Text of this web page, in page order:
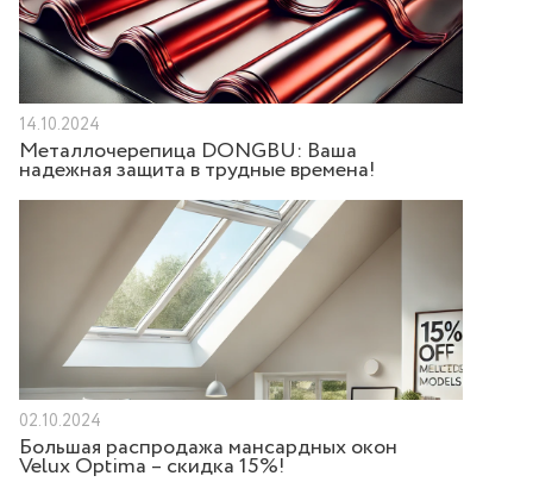
14.10.2024
Металлочерепица DONGBU: Ваша
надежная защита в трудные времена!
02.10.2024
Большая распродажа мансардных окон
Velux Optima – скидка 15%!